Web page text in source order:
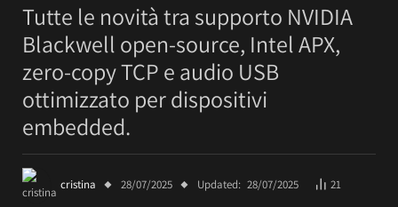
Tutte le novità tra supporto NVIDIA
Blackwell open-source, Intel APX,
zero-copy TCP e audio USB
ottimizzato per dispositivi
embedded.
cristina 28/07/2025 Updated: 28/07/2025 21